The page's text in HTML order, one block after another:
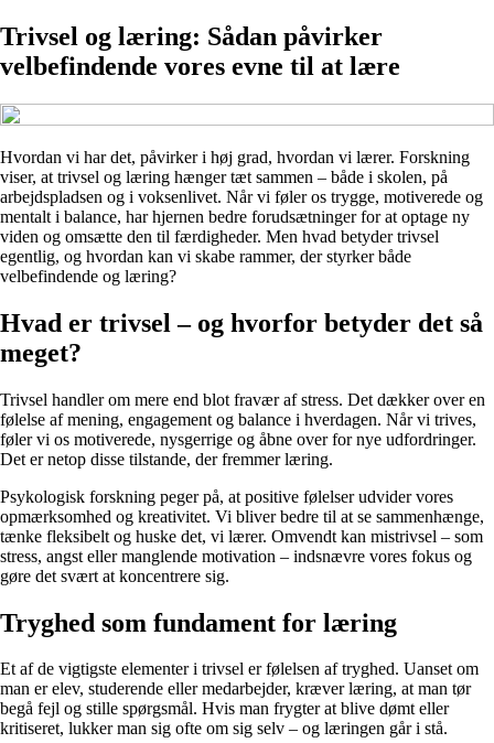
Trivsel og læring: Sådan påvirker
velbefindende vores evne til at lære
Hvordan vi har det, påvirker i høj grad, hvordan vi lærer. Forskning
viser, at trivsel og læring hænger tæt sammen – både i skolen, på
arbejdspladsen og i voksenlivet. Når vi føler os trygge, motiverede og
mentalt i balance, har hjernen bedre forudsætninger for at optage ny
viden og omsætte den til færdigheder. Men hvad betyder trivsel
egentlig, og hvordan kan vi skabe rammer, der styrker både
velbefindende og læring?
Hvad er trivsel – og hvorfor betyder det så
meget?
Trivsel handler om mere end blot fravær af stress. Det dækker over en
følelse af mening, engagement og balance i hverdagen. Når vi trives,
føler vi os motiverede, nysgerrige og åbne over for nye udfordringer.
Det er netop disse tilstande, der fremmer læring.
Psykologisk forskning peger på, at positive følelser udvider vores
opmærksomhed og kreativitet. Vi bliver bedre til at se sammenhænge,
tænke fleksibelt og huske det, vi lærer. Omvendt kan mistrivsel – som
stress, angst eller manglende motivation – indsnævre vores fokus og
gøre det svært at koncentrere sig.
Tryghed som fundament for læring
Et af de vigtigste elementer i trivsel er følelsen af tryghed. Uanset om
man er elev, studerende eller medarbejder, kræver læring, at man tør
begå fejl og stille spørgsmål. Hvis man frygter at blive dømt eller
kritiseret, lukker man sig ofte om sig selv – og læringen går i stå.